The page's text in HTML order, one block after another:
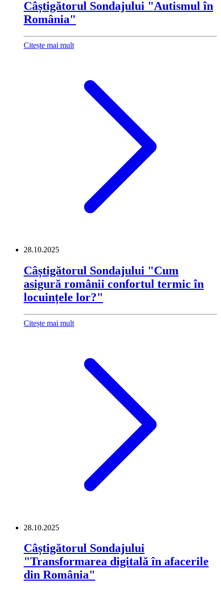
Câștigătorul Sondajului "Autismul în
România"
Citește mai mult
28.10.2025
Câștigătorul Sondajului "Cum
asigură românii confortul termic în
locuințele lor?"
Citește mai mult
28.10.2025
Câștigătorul Sondajului
"Transformarea digitală în afacerile
din România"